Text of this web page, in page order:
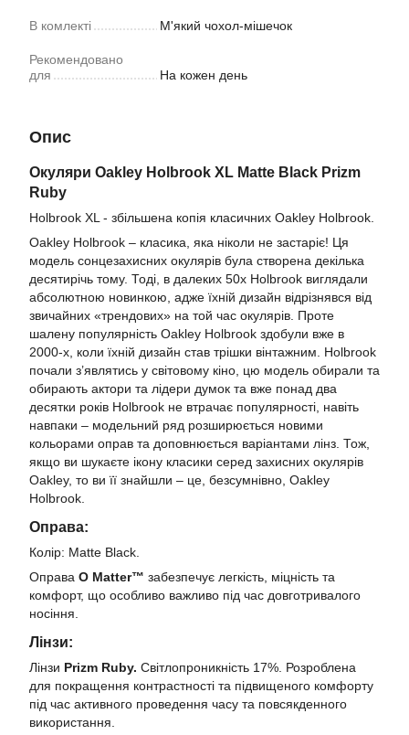
В комлекті М'який чохол-мішечок
Рекомендовано
для
На кожен день
Опис
Окуляри Oakley Holbrook XL Matte Black Prizm
Ruby
Holbrook XL - збільшена копія класичних Oakley Holbrook.
Oakley Holbrook – класика, яка ніколи не застаріє! Ця
модель сонцезахисних окулярів була створена декілька
десятирічь тому. Тоді, в далеких 50х Holbrook виглядали
абсолютною новинкою, адже їхній дизайн відрізнявся від
звичайних «трендових» на той час окулярів. Проте
шалену популярність Oakley Holbrook здобули вже в
2000-х, коли їхній дизайн став трішки вінтажним. Holbrook
почали з’являтись у світовому кіно, цю модель обирали та
обирають актори та лідери думок та вже понад два
десятки років Holbrook не втрачає популярності, навіть
навпаки – модельний ряд розширюється новими
кольорами оправ та доповнюється варіантами лінз. Тож,
якщо ви шукаєте ікону класики серед захисних окулярів
Oakley, то ви її знайшли – це, безсумнівно, Oakley
Holbrook.
Оправа:
Колір: Matte Black.
Оправа O Matter™ забезпечує легкість, міцність та
комфорт, що особливо важливо під час довготривалого
носіння.
Лінзи:
Лінзи Prizm Ruby. Світлопроникність 17%. Розроблена
для покращення контрастності та підвищеного комфорту
під час активного проведення часу та повсякденного
використання.